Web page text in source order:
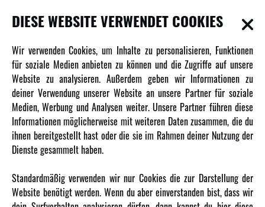
INFORMATIONEN
Newsletter
Über uns
Karriere
Amewi Kataloge
MEHR VON AMEWI
Amewi Construction - Nutzfahrzeuge
DIESE WEBSITE VERWENDET COOKIES
Wir verwenden Cookies, um Inhalte zu personalisieren, Funktionen
für soziale Medien anbieten zu können und die Zugriffe auf unsere
Website zu analysieren. Außerdem geben wir Informationen zu
deiner Verwendung unserer Website an unsere Partner für soziale
Medien, Werbung und Analysen weiter. Unsere Partner führen diese
Informationen möglicherweise mit weiteren Daten zusammen, die du
ihnen bereitgestellt hast oder die sie im Rahmen deiner Nutzung der
Dienste gesammelt haben.
Standardmäßig verwenden wir nur Cookies die zur Darstellung der
Website benötigt werden. Wenn du aber einverstanden bist, dass wir